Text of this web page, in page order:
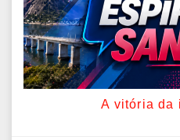
A vitória da